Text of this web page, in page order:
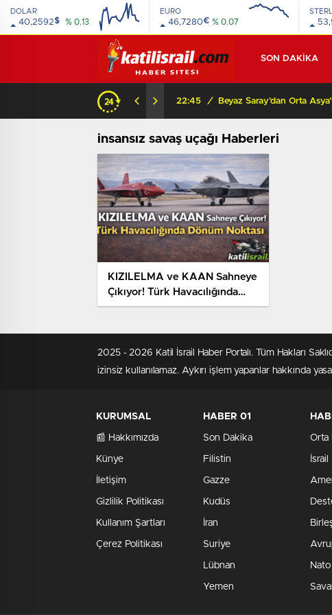
DOLAR
40,2592$ % 0.13
EURO
46,7280€ % 0.07
SON DAKİKA
22:45 /
insansız savaş uçağı Haberleri
KIZILELMA ve KAAN Sahneye
Çıkıyor! Türk Havacılığında
Dönüm Noktası
2025 - 2026 Katil İsrail Haber Portalı. Tüm Hakları
izinsiz kullanılamaz. Aykırı işlem yapanlar hakkında
KURUMSAL
📰 Hakkımızda
Künye
İletişim
Gizlilik Politikası
Kullanım Şartları
Çerez Politikası
HABER 01
Son Dakika
Filistin
Gazze
Kudüs
İran
Suriye
Lübnan
Yemen
Orta
İsrail
Nato